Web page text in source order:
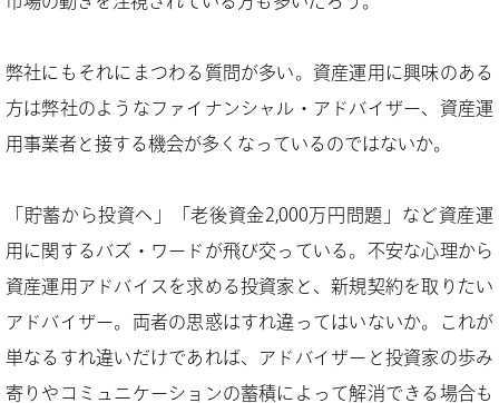
弊社にもそれにまつわる質問が多い。資産運用に興味のある
方は弊社のようなファイナンシャル・アドバイザー、資産運
用事業者と接する機会が多くなっているのではないか。
「貯蓄から投資へ」「老後資金2,000万円問題」など資産運
用に関するバズ・ワードが飛び交っている。不安な心理から
資産運用アドバイスを求める投資家と、新規契約を取りたい
アドバイザー。両者の思惑はすれ違ってはいないか。これが
単なるすれ違いだけであれば、アドバイザーと投資家の歩み
寄りやコミュニケーションの蓄積によって解消できる場合も